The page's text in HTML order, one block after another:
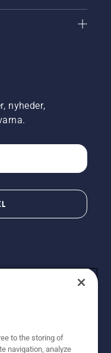
nyheder,
Der tages
to the storing of
navigation, analyze